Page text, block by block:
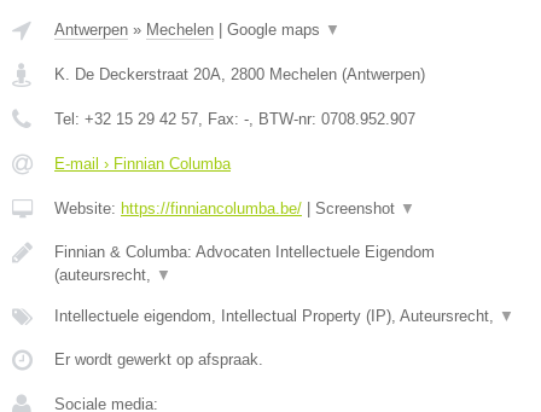
Antwerpen » Mechelen Google maps ▼
K. De Deckerstraat 20A, 2800 Mechelen (Antwerpen)
Tel: +32 15 29 42 57, Fax: -, BTW-nr: 0708.952.907
E-mail › Finnian Columba
Website: https://finniancolumba.be/ Screenshot ▼
Finnian & Columba: Advocaten Intellectuele Eigendom
(auteursrecht, ▼
Intellectuele eigendom, Intellectual Property (IP), Auteursrecht, ▼
Er wordt gewerkt op afspraak.
Sociale media: